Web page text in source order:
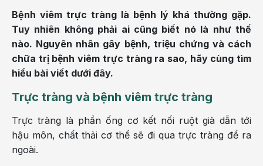
Bệnh viêm trực tràng là bệnh lý khá thường gặp.
Tuy nhiên không phải ai cũng biết nó là như thế
nào. Nguyên nhân gây bệnh, triệu chứng và cách
chữa trị bệnh viêm trực tràng ra sao, hãy cùng tìm
hiểu bài viết dưới đây.
Trực tràng và bệnh viêm trực tràng
Trực tràng là phần ống cơ kết nối ruột già dẫn tới
hậu môn, chất thải cơ thể sẽ đi qua trực tràng để ra
ngoài.